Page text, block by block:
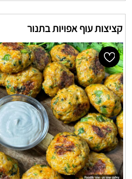
קציצות עוף אפויות בתנור